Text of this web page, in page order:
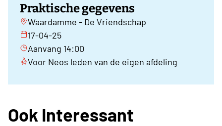
Praktische gegevens
Waardamme - De Vriendschap
17-04-25
Aanvang 14:00
Voor Neos leden van de eigen afdeling
Ook Interessant